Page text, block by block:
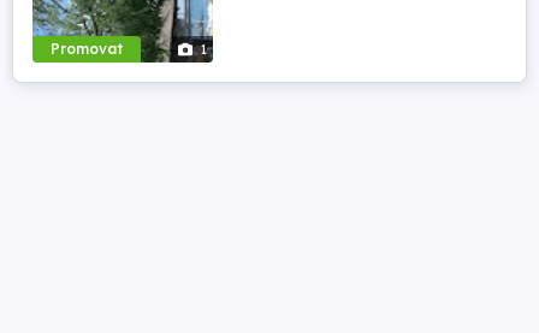
Promovat 1